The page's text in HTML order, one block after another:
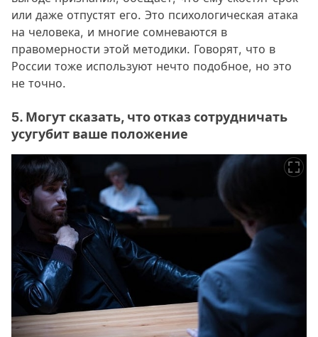
или даже отпустят его. Это психологическая атака
на человека, и многие сомневаются в
правомерности этой методики. Говорят, что в
России тоже используют нечто подобное, но это
не точно.
5. Могут сказать, что отказ сотрудничать
усугубит ваше положение